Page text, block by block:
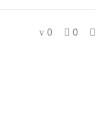
0 0